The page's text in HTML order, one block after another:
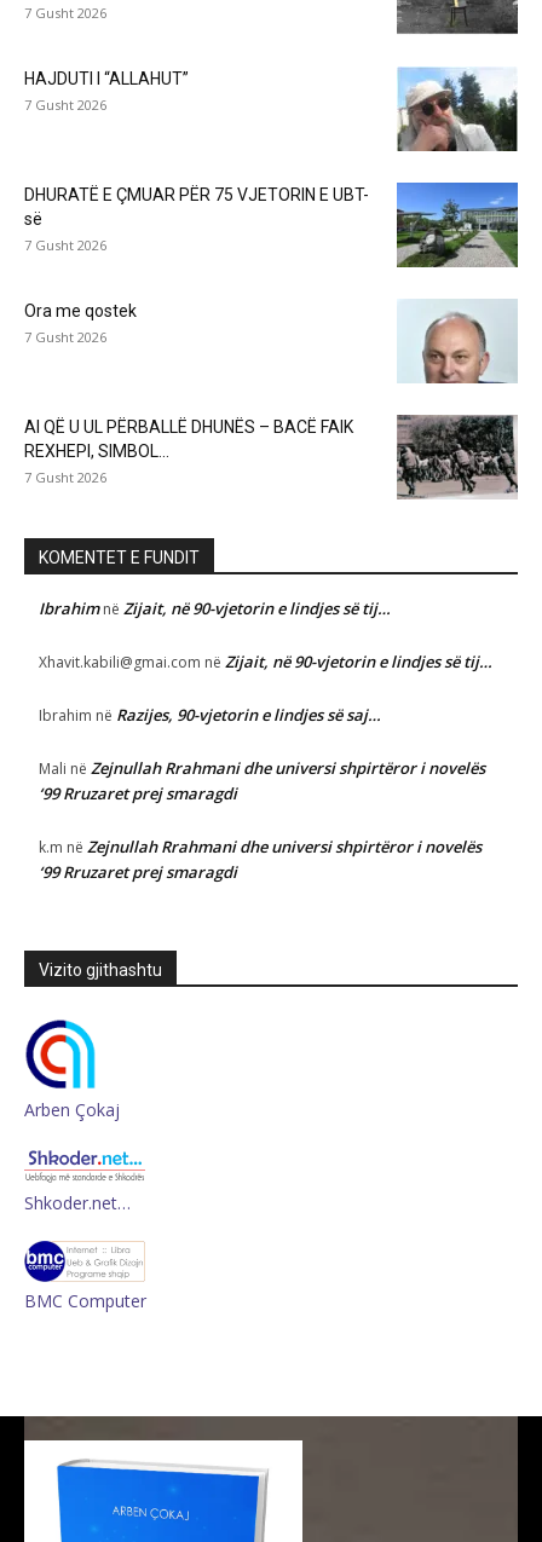
7 Gusht 2026
HAJDUTI I “ALLAHUT”
7 Gusht 2026
DHURATË E ÇMUAR PËR 75 VJETORIN E UBT-
së
7 Gusht 2026
Ora me qostek
7 Gusht 2026
AI QË U UL PËRBALLË DHUNËS – BACË FAIK
REXHEPI, SIMBOL...
7 Gusht 2026
KOMENTET E FUNDIT
Ibrahimnë Zijait, në 90-vjetorin e lindjes së tij…
Xhavit.kabili@gmai.com në Zijait, në 90-vjetorin e lindjes së tij…
Ibrahim në Razijes, 90-vjetorin e lindjes së saj…
Mali në Zejnullah Rrahmani dhe universi shpirtëror i novelës
‘99 Rruzaret prej smaragdi
k.m në Zejnullah Rrahmani dhe universi shpirtëror i novelës
‘99 Rruzaret prej smaragdi
Vizito gjithashtu
Arben Çokaj
Shkoder.net…
BMC Computer